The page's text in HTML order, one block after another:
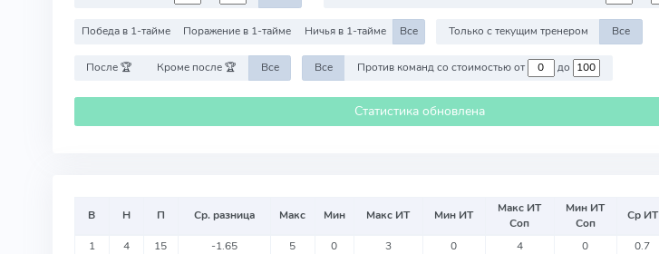
Победа в 1-тайме Поражение в 1-тайме Ничья в 1-тайме Все Только с текущим тренером Все
После 🏆 Кроме после 🏆 Все Все Против команд со стоимостью от до
Статистика обновлена
В Н П Ср. разница Макс Мин Макс ИТ Мин ИТ
Макс ИТ
Соп
Мин ИТ
Соп
Ср ИТ
1 4 15 -1.65 5 0 3 0 4 0 0.7